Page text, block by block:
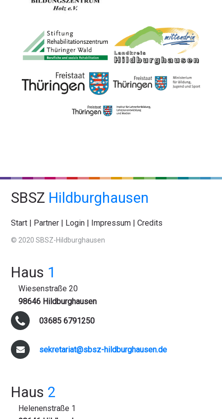
SBSZ Hildburghausen
Start Partner Login Impressum |Credits
© 2020 SBSZ-Hildburghausen
Haus 1
Wiesenstraße 20
98646 Hildburghausen
03685 6791250
sekretariat@sbsz-hildburghausen.de
Haus 2
Helenenstraße 1